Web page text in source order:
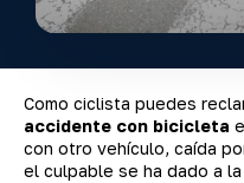
Como ciclista puedes
accidente con bicicleta
con otro vehículo, caída
el culpable se ha dado a